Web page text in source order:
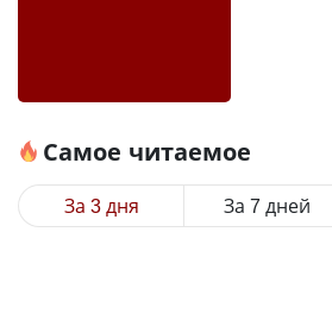
Самое читаемое
За 3 дня За 7 дней